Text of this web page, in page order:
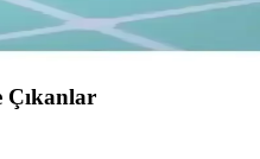
diş macun sıkarı, kullanım
Çıkanlar